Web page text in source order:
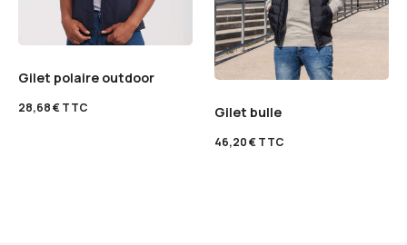
Gilet polaire outdoor
28,68€TTC Gilet bulle
46,20€TTC